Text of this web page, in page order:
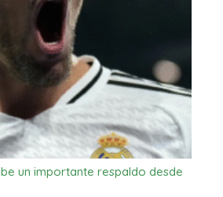
un importante respaldo desde